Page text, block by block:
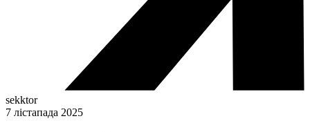
sekktor
7 лістапада 2025